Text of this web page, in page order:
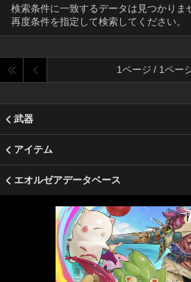
検索条件に一致するデータは見つかりま
再度条件を指定して検索してください。
1ページ / 1ペー
武器
アイテム
エオルゼアデータベース